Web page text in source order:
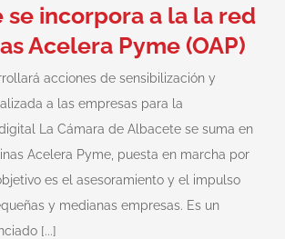
incorpora a la la red
Acelera Pyme (OAP)
acciones de sensibilización y
a las empresas para la
La Cámara de Albacete se suma en
Acelera Pyme, puesta en marcha por
es el asesoramiento y el impulso
y medianas empresas. Es un
[...]